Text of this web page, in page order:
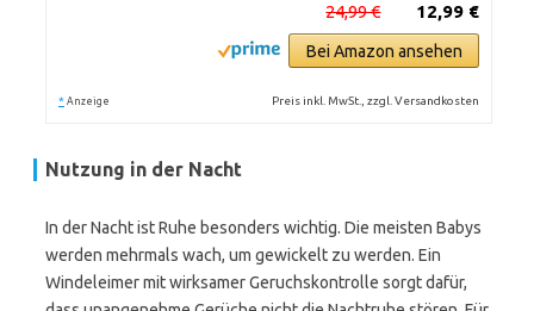
12,99 €
24,99 €
Bei Amazon ansehen
* Anzeige Preis inkl. MwSt., zzgl. Versandkosten
Nutzung in der Nacht
In der Nacht ist Ruhe besonders wichtig. Die meisten Babys
werden mehrmals wach, um gewickelt zu werden. Ein
Windeleimer mit wirksamer Geruchskontrolle sorgt dafür,